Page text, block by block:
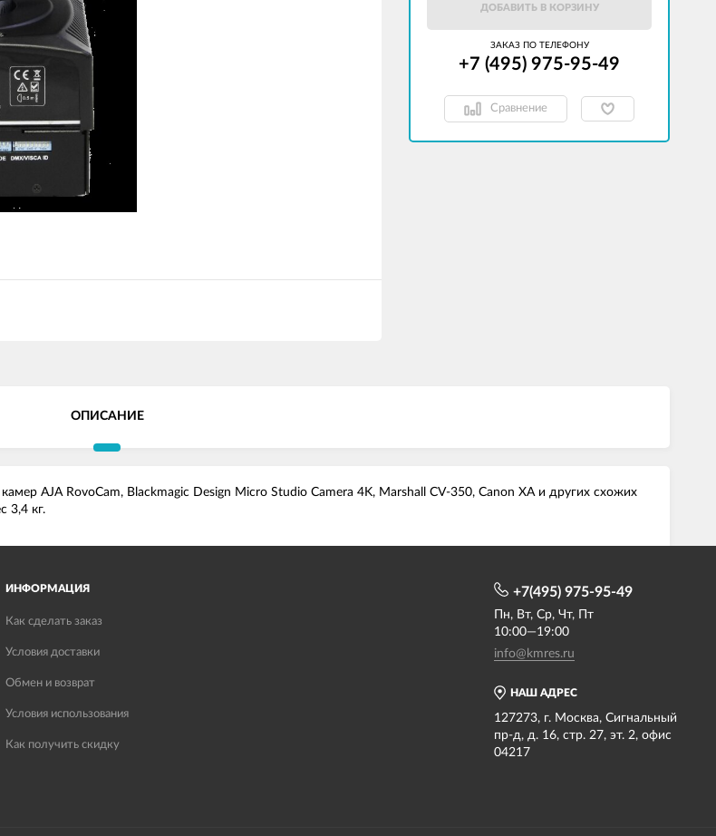
ДОБАВИТЬ В КОРЗИНУ
ЗАКАЗ ПО ТЕЛЕФОНУ
+7 (495) 975-95-49
Сравнение
ОПИСАНИЕ
AJA RovoCam, Blackmagic Design Micro Studio Camera 4K, Marshall CV-350, Canon XA и других схожих
3,4 кг.
ИНФОРМАЦИЯ
Как сделать заказ
Условия доставки
Обмен и возврат
Условия использования
Как получить скидку
НАШ АДРЕС
127273, г. Москва, Сигнальный
пр-д, д. 16, стр. 27, эт. 2, офис
04217
+7(495) 975-95-49
Пн, Вт, Ср, Чт, Пт
10:00—19:00
info@kmres.ru